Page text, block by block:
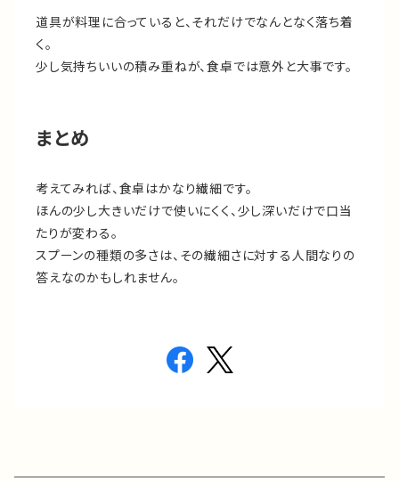
道具が料理に合っていると、それだけでなんとなく落ち着
く。
少し気持ちいいの積み重ねが、食卓では意外と大事です。
まとめ
考えてみれば、食卓はかなり繊細です。
ほんの少し大きいだけで使いにくく、少し深いだけで口当
たりが変わる。
スプーンの種類の多さは、その繊細さに対する人間なりの
答えなのかもしれません。